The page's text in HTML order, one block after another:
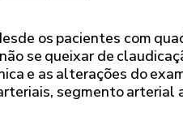
os pacientes com
se queixar de
e as alterações do
segmento arterial